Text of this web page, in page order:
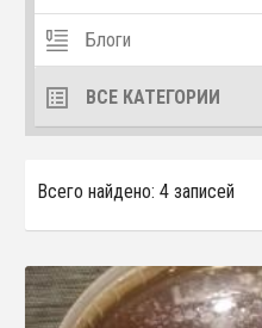
Блоги
ВСЕ КАТЕГОРИИ
Всего найдено: 4 записей